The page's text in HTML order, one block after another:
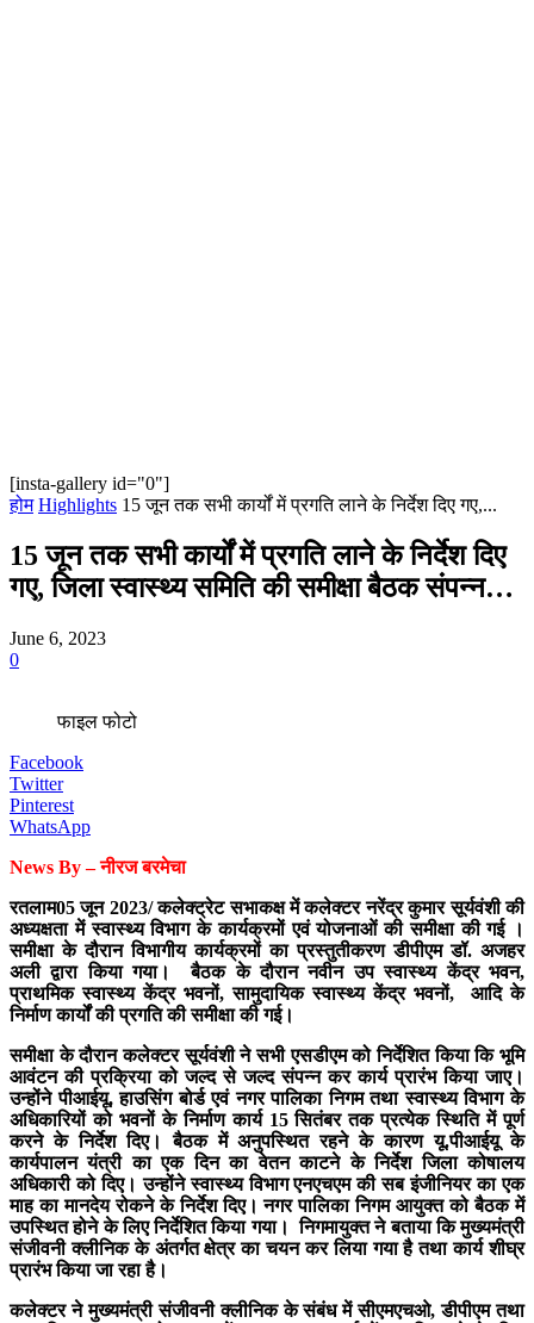
[insta-gallery id="0"]
होम Highlights 15 जून तक सभी कार्यों में प्रगति लाने के निर्देश दिए गए,...
15 जून तक सभी कार्यों में प्रगति लाने के निर्देश दिए
गए, जिला स्वास्थ्य समिति की समीक्षा बैठक संपन्न…
June 6, 2023
0
फाइल फोटो
Facebook
Twitter
Pinterest
WhatsApp
News By – नीरज बरमेचा
रतलाम05 जून 2023/ कलेक्ट्रेट सभाकक्ष में कलेक्टर नरेंद्र कुमार सूर्यवंशी की
अध्यक्षता में स्वास्थ्य विभाग के कार्यक्रमों एवं योजनाओं की समीक्षा की गई ।
समीक्षा के दौरान विभागीय कार्यक्रमों का प्रस्तुतीकरण डीपीएम डॉ. अजहर
अली द्वारा किया गया। बैठक के दौरान नवीन उप स्वास्थ्य केंद्र भवन,
प्राथमिक स्वास्थ्य केंद्र भवनों, सामुदायिक स्वास्थ्य केंद्र भवनों, आदि के
निर्माण कार्यों की प्रगति की समीक्षा की गई।
समीक्षा के दौरान कलेक्टर सूर्यवंशी ने सभी एसडीएम को निर्देशित किया कि भूमि
आवंटन की प्रक्रिया को जल्द से जल्द संपन्न कर कार्य प्रारंभ किया जाए।
उन्होंने पीआईयू, हाउसिंग बोर्ड एवं नगर पालिका निगम तथा स्वास्थ्य विभाग के
अधिकारियों को भवनों के निर्माण कार्य 15 सितंबर तक प्रत्येक स्थिति में पूर्ण
करने के निर्देश दिए। बैठक में अनुपस्थित रहने के कारण यू.पीआईयू के
कार्यपालन यंत्री का एक दिन का वेतन काटने के निर्देश जिला कोषालय
अधिकारी को दिए। उन्होंने स्वास्थ्य विभाग एनएचएम की सब इंजीनियर का एक
माह का मानदेय रोकने के निर्देश दिए। नगर पालिका निगम आयुक्त को बैठक में
उपस्थित होने के लिए निर्देशित किया गया। निगमायुक्त ने बताया कि मुख्यमंत्री
संजीवनी क्लीनिक के अंतर्गत क्षेत्र का चयन कर लिया गया है तथा कार्य शीघ्र
प्रारंभ किया जा रहा है।
कलेक्टर ने मुख्यमंत्री संजीवनी क्लीनिक के संबंध में सीएमएचओ, डीपीएम तथा